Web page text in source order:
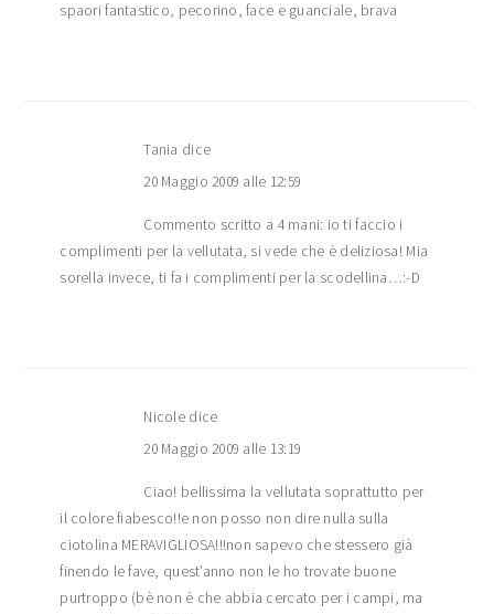
spaori fantastico, pecorino, face e guanciale, brava
Tania dice
20 Maggio 2009 alle 12:59
Commento scritto a 4 mani: io ti faccio i
complimenti per la vellutata, si vede che è deliziosa! Mia
sorella invece, ti fa i complimenti per la scodellina…:-D
Nicole dice
20 Maggio 2009 alle 13:19
Ciao! bellissima la vellutata soprattutto per
il colore fiabesco!!e non posso non dire nulla sulla
ciotolina MERAVIGLIOSA!!!non sapevo che stessero già
finendo le fave, quest’anno non le ho trovate buone
purtroppo (bè non è che abbia cercato per i campi, ma